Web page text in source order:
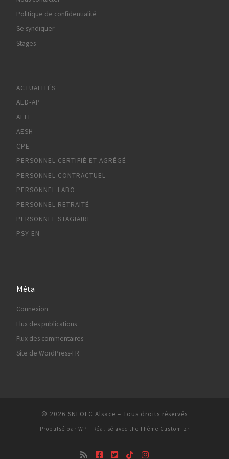
Politique de confidentialité
Se syndiquer
Stages
ACTUALITÉS
AED-AP
AEFE
AESH
CPE
PERSONNEL CERTIFIÉ ET AGRÉGÉ
PERSONNEL CONTRACTUEL
PERSONNEL LABO
PERSONNEL RETRAITÉ
PERSONNEL STAGIAIRE
PSY-EN
Méta
Connexion
Flux des publications
Flux des commentaires
Site de WordPress-FR
© 2026 SNFOLC Alsace – Tous droits réservés
Propulsé par WP – Réalisé avec the Thème Customizr